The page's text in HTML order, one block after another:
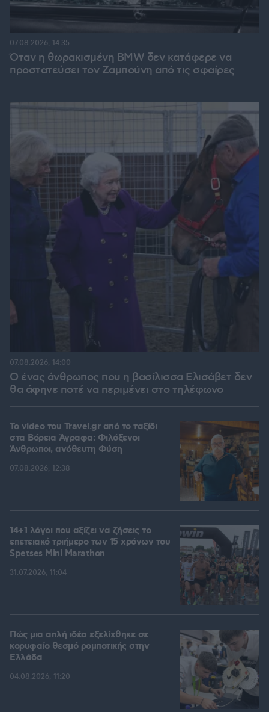
Όταν η θωρακισμένη BMW δεν κατάφερε να
προστατεύσει τον Ζαμπούνη από τις σφαίρες
07.08.2026, 14:35
Ο ένας άνθρωπος που η βασίλισσα Ελισάβετ δεν
θα άφηνε ποτέ να περιμένει στο τηλέφωνο
07.08.2026, 14:00
To video του Travel.gr από το ταξίδι
στα Βόρεια Άγραφα: Φιλόξενοι
Άνθρωποι, ανόθευτη Φύση
07.08.2026, 12:38
14+1 λόγοι που αξίζει να ζήσεις το
επετειακό τριήμερο των 15 χρόνων του
Spetses Mini Marathon
31.07.2026, 11:04
Πώς μια απλή ιδέα εξελίχθηκε σε
κορυφαίο θεσμό ρομποτικής στην
Ελλάδα
04.08.2026, 11:20